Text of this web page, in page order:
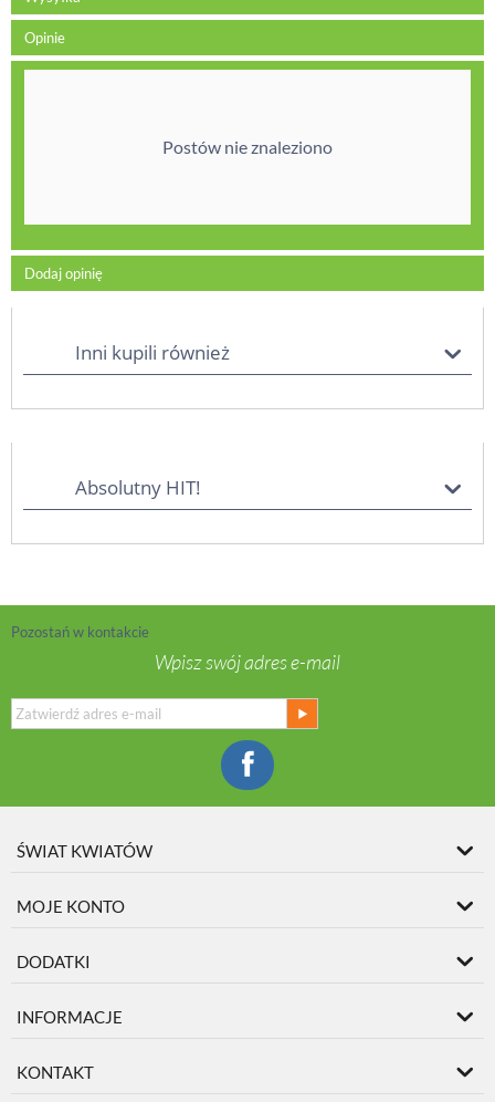
Opinie
Postów nie znaleziono
Dodaj opinię
Inni kupili również
Absolutny HIT!
Pozostań w kontakcie
Wpisz swój adres e-mail
ŚWIAT KWIATÓW
MOJE KONTO
DODATKI
INFORMACJE
KONTAKT